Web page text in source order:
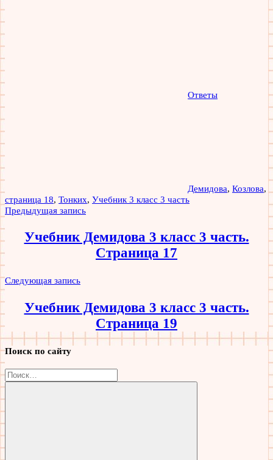
Ответы
Демидова, Козлова,
страница 18, Тонких, Учебник 3 класс 3 часть
Навигация
по
записям
Предыдущая запись
Учебник Демидова 3 класс 3 часть.
Страница 17
Следующая запись
Учебник Демидова 3 класс 3 часть.
Страница 19
Поиск по сайту
Найти: